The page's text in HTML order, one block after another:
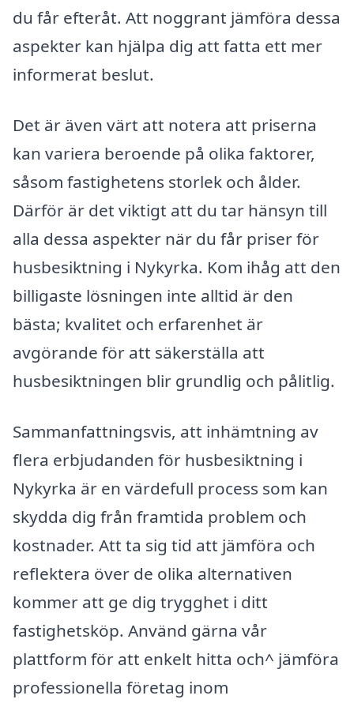
du får efteråt. Att noggrant jämföra dessa
aspekter kan hjälpa dig att fatta ett mer
informerat beslut.
Det är även värt att notera att priserna
kan variera beroende på olika faktorer,
såsom fastighetens storlek och ålder.
Därför är det viktigt att du tar hänsyn till
alla dessa aspekter när du får priser för
husbesiktning i Nykyrka. Kom ihåg att den
billigaste lösningen inte alltid är den
bästa; kvalitet och erfarenhet är
avgörande för att säkerställa att
husbesiktningen blir grundlig och pålitlig.
Sammanfattningsvis, att inhämtning av
flera erbjudanden för husbesiktning i
Nykyrka är en värdefull process som kan
skydda dig från framtida problem och
kostnader. Att ta sig tid att jämföra och
reflektera över de olika alternativen
kommer att ge dig trygghet i ditt
fastighetsköp. Använd gärna vår
plattform för att enkelt hitta och^ jämföra
professionella företag inom